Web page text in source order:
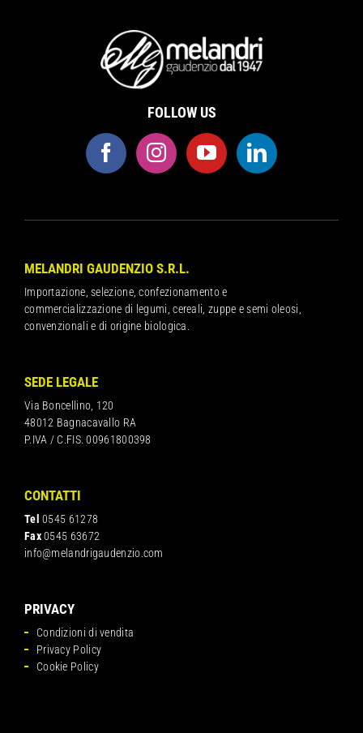
FOLLOW US
MELANDRI GAUDENZIO S.R.L.
Importazione, selezione, confezionamento e
commercializzazione di legumi, cereali, zuppe e semi oleosi,
convenzionali e di origine biologica.
SEDE LEGALE
Via Boncellino, 120
48012 Bagnacavallo RA
P.IVA / C.FIS. 00961800398
CONTATTI
Tel 0545 61278
Fax0545 63672
info@melandrigaudenzio.com
PRIVACY
Condizioni di vendita
Privacy Policy
Cookie Policy